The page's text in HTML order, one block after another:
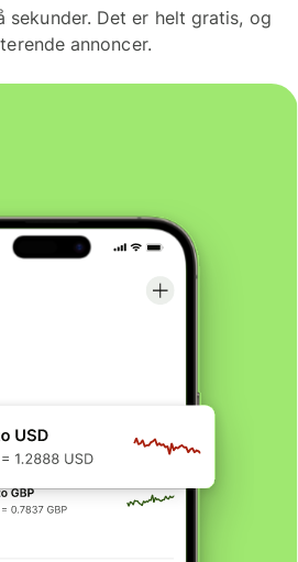
sekunder. Det er helt gratis, og
annoncer.